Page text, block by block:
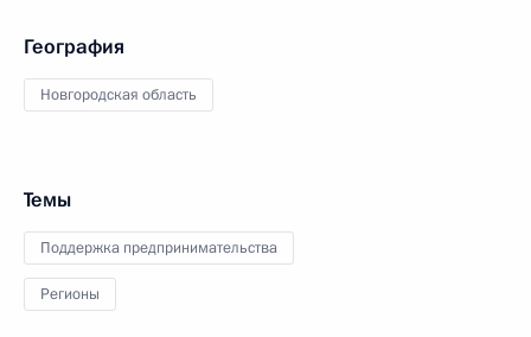
География
Новгородская область
Темы
Поддержка предпринимательства
Регионы